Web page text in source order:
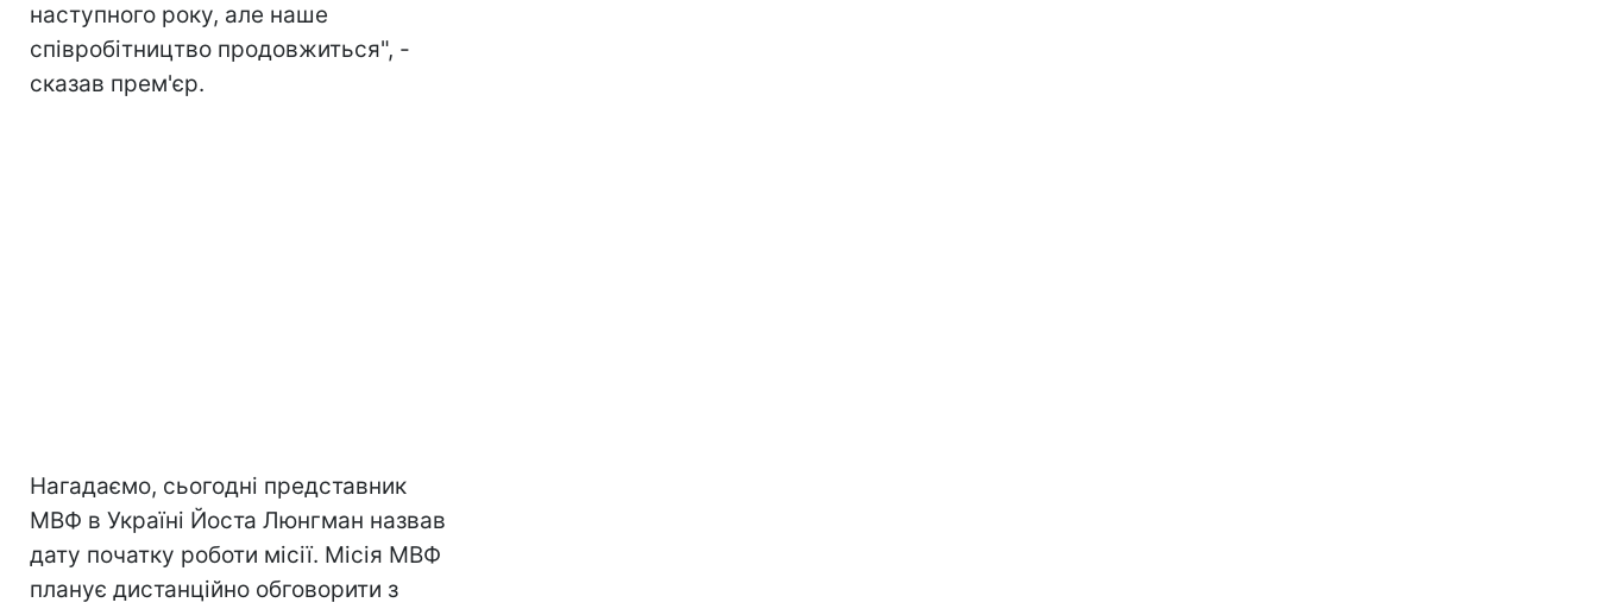
наступного року, але наше
співробітництво продовжиться", -
сказав прем'єр.
Нагадаємо, сьогодні представник
МВФ в Україні Йоста Люнгман назвав
дату початку роботи місії. Місія МВФ
планує дистанційно обговорити з